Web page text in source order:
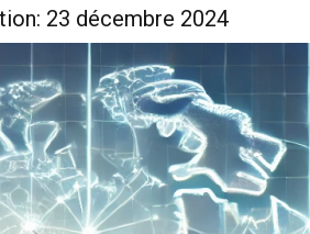
23 décembre 2024